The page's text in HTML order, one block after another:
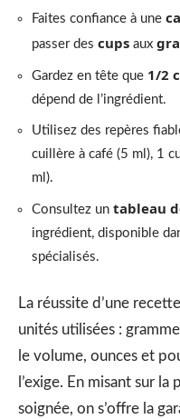
Faites confiance à une
passer des cups aux
Gardez en tête que 1/2
dépend de l’ingrédient.
Utilisez des repères
cuillère à café (5 ml), 1
ml).
Consultez un tableau
ingrédient, disponible
spécialisés.
La réussite d’une
unités utilisées :
le volume, ounces et
l’exige. En misant sur
soignée, on s’offre la